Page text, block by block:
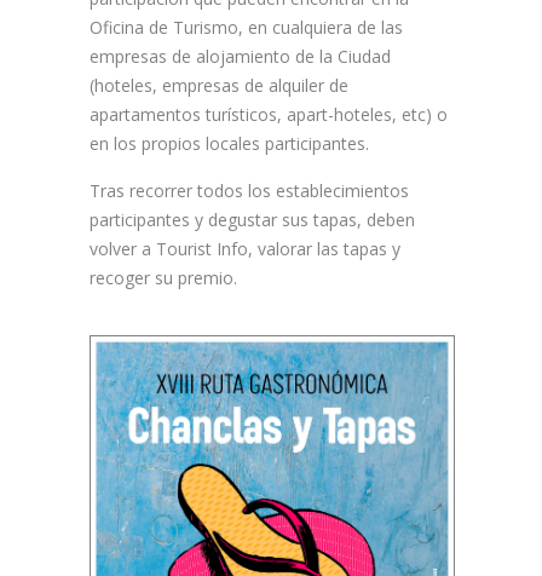
Oficina de Turismo, en cualquiera de las
empresas de alojamiento de la Ciudad
(hoteles, empresas de alquiler de
apartamentos turísticos, apart-hoteles, etc) o
en los propios locales participantes.
Tras recorrer todos los establecimientos
participantes y degustar sus tapas, deben
volver a Tourist Info, valorar las tapas y
recoger su premio.